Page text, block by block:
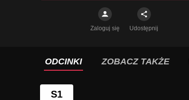
Zaloguj się Udostępnij
ODCINKI ZOBACZ TAKŻE
S1